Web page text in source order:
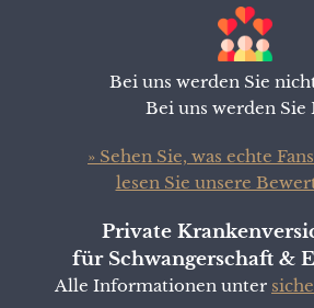
Bei uns werden Sie
Bei uns werden Sie
» Sehen Sie, was echte
lesen Sie unsere
Private
für Schwangerschaft &
Alle Informationen unter